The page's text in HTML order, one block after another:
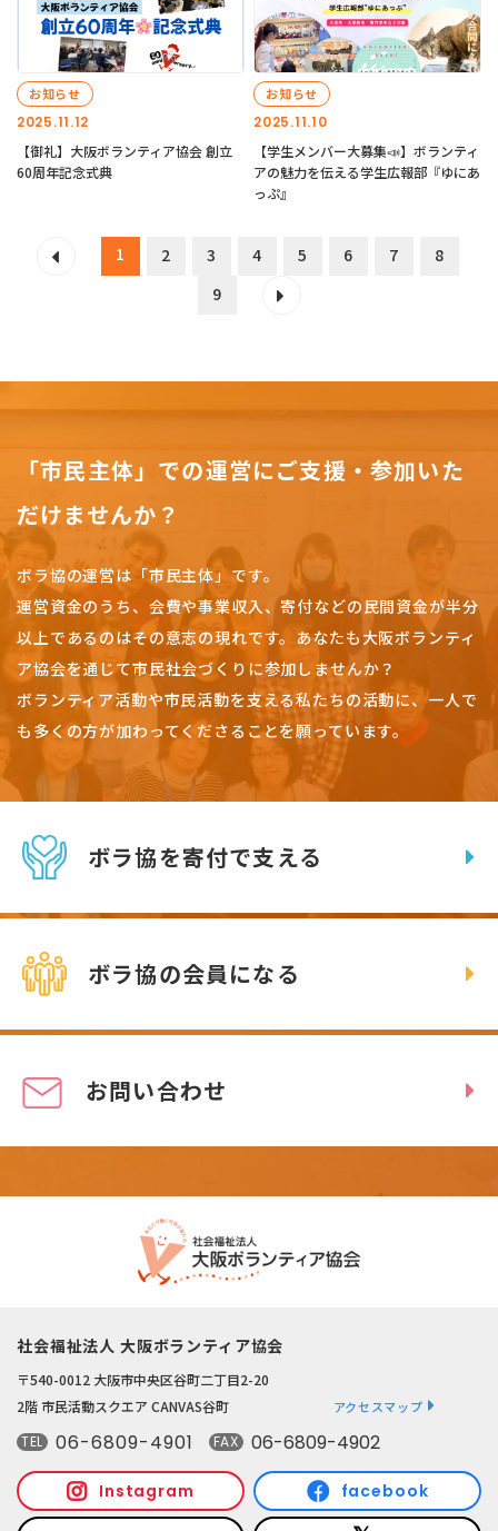
2025.11.12
お知らせ
【御礼】大阪ボランティア協会 創立
60周年記念式典
2025.11.10
お知らせ
【学生メンバー大募集📣】ボランティ
アの魅力を伝える学生広報部『ゆにあ
っぷ』
1 2 3 4 5 6 7
8
9
「市民主体」での運営にご支援・参加いた
だけませんか？
ボラ協の運営は「市民主体」です。
運営資金のうち、会費や事業収入、寄付などの民間資金が半分
以上であるのはその意志の現れです。 あなたも大阪ボランティ
ア協会を通じて市民社会づくりに参加しませんか？
ボランティア活動や市民活動を支える私たちの活動に、一人で
も多くの方が加わってくださることを願っています。
ボラ協を寄付で支える
ボラ協の会員になる
お問い合わせ
社会福祉法人 大阪ボランティア協会
〒540-0012 大阪市中央区谷町二丁目2-20
2階 市民活動スクエア CANVAS谷町
アクセスマップ
TEL 06-6809-4901 FAX 06-6809-4902
Instagram facebook